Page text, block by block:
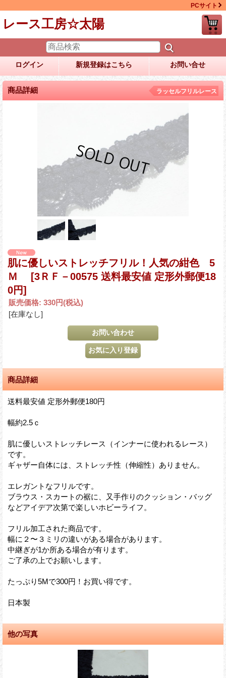
PCサイト
レース工房☆太陽
ログイン 新規登録はこちら お問い合せ
商品詳細 ラッセルフリルレース
肌に優しいストレッチフリル！人気の紺色 5
Ｍ [3ＲＦ－00575 送料最安値 定形外郵便18
0円]
販売価格: 330円(税込)
[在庫なし]
商品詳細
送料最安値 定形外郵便180円
幅約2.5ｃ
肌に優しいストレッチレース（インナーに使われるレース）
です。
ギャザー自体には、ストレッチ性（伸縮性）ありません。
エレガントなフリルです。
ブラウス・スカートの裾に、又手作りのクッション・バッグ
などアイデア次第で楽しいホビーライフ。
フリル加工された商品です。
幅に２〜３ミリの違いがある場合があります。
中継ぎが1か所ある場合が有ります。
ご了承の上でお願いします。
たっぷり5Mで300円！お買い得です。
日本製
他の写真